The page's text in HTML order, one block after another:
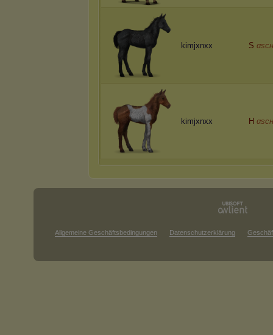
kimjxnxx S
kimjxnxx H
Allgemeine Geschäftsbedingungen Datenschutzerklärung